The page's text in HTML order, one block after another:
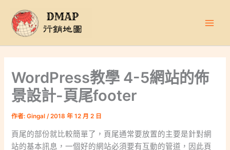
WordPress教學 4-5網站的佈
景設計-頁尾footer
作者:Gingal/2018 年 12 月 2 日
頁尾的部份就比較簡單了，頁尾通常要放置的主要是針對網
站的基本訊息，一個好的網站必須要有互動的管道，因此頁